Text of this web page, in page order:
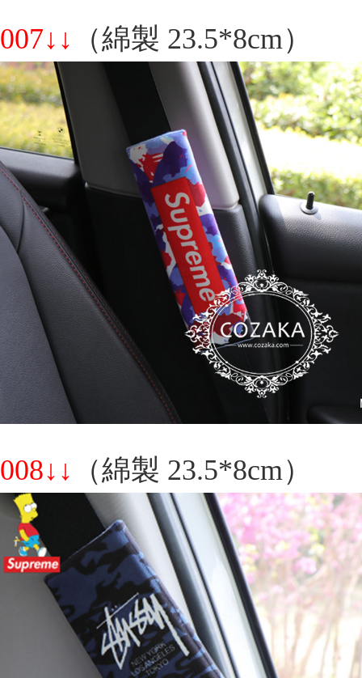
007↓↓ （綿製 23.5*8cm）
008↓↓ （綿製 23.5*8cm）